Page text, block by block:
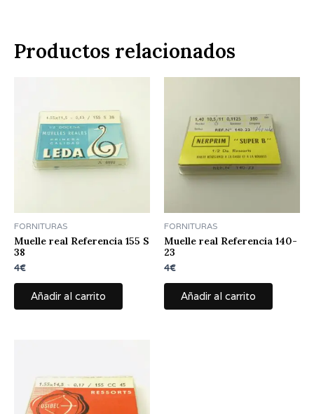
Productos relacionados
FORNITURAS
Muelle real Referencia 155 S
38
4€
Añadir al carrito
FORNITURAS
Muelle real Referencia 140-
23
4€
Añadir al carrito